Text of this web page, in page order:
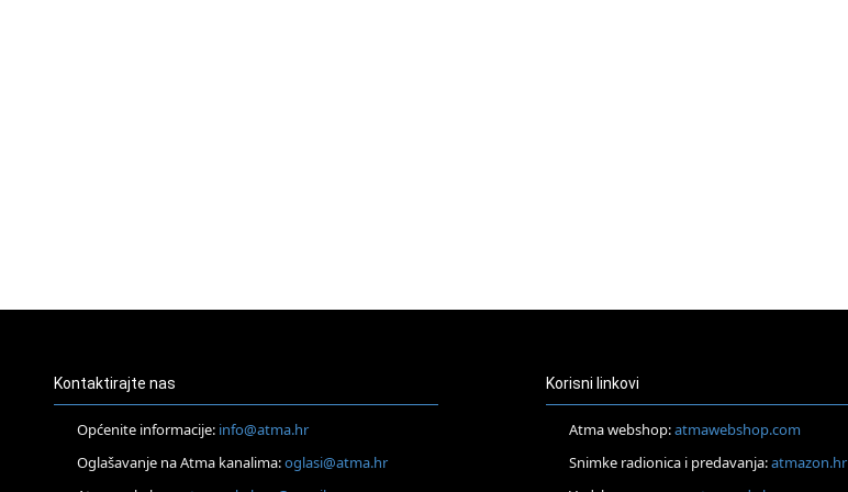
Kontaktirajte nas
Općenite informacije: info@atma.hr
Oglašavanje na Atma kanalima:oglasi@atma.hr
Korisni linkovi
Atma webshop:atmawebshop.com
Snimke radionica i predavanja:atmazon.hr